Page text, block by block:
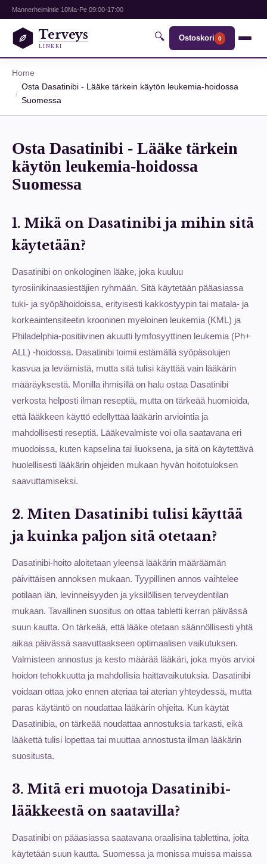
Mannerheimintie 10Ma-Pe 09:00-17:00
Terveys
LINKKI
🔍 Ostoskori 0
Home
Osta Dasatinibi - Lääke tärkein käytön leukemia-hoidossa
Suomessa
Osta Dasatinibi - Lääke tärkein
käytön leukemia-hoidossa
Suomessa
1. Mikä on Dasatinibi ja mihin sitä
käytetään?
Dasatinibi on onkologinen lääke, joka kuuluu
tyrosiinikinaasiestäjien ryhmään. Sitä käytetään pääasiassa
tuki- ja syöpähoidoissa, erityisesti kakkostyypin tai matala- ja
korkeaintensiteetin krooninen myeloinen leukemia (KML) ja
Philadelphia-positiivinen akuutti lymfosyyttinen leukemia (Ph+
ALL) -hoidossa. Dasatinibi toimii estämällä syöpäsolujen
kasvua ja leviämistä, mutta sitä tulisi käyttää vain lääkärin
määräyksestä. Monilla ihmisillä on halu ostaa Dasatinibi
verkosta helposti ilman reseptiä, mutta on tärkeää huomioida,
että lääkkeen käyttö edellyttää lääkärin arviointia ja
mahdollisesti reseptiä. Lääkevalmiste voi olla saatavana eri
muodoissa, kuten kapselina tai liuoksena, ja sitä on käytettävä
huolellisesti lääkärin ohjeiden mukaan hyvän hoitotuloksen
saavuttamiseksi.
2. Miten Dasatinibi tulisi käyttää
ja kuinka paljon sitä otetaan?
Dasatinibi-hoito aloitetaan yleensä lääkärin määräämän
päivittäisen annoksen mukaan. Tyypillinen annos vaihtelee
potilaan iän, levinneisyyden ja yksilöllisen terveydentilan
mukaan. Tavallinen suositus on ottaa tabletti kerran päivässä
suun kautta. On tärkeää, että lääke otetaan säännöllisesti yhtä
aikaa päivässä saavuttaakseen optimaalisen vaikutuksen.
Valmisteen annostus ja kesto määrää lääkäri, joka myös arvioi
hoidon tehokkuutta ja mahdollisia haittavaikutuksia. Dasatinibi
voidaan ottaa joko ennen ateriaa tai aterian yhteydessä, mutta
paras käytäntö on noudattaa lääkärin ohjeita. Kun käytät
Dasatinibia, on tärkeää noudattaa annostuksia tarkasti, eikä
lääkettä tulisi lopettaa tai muuttaa annostusta ilman lääkärin
suositusta.
3. Mitä eri muotoja Dasatinibi-
lääkkeestä on saatavilla?
Dasatinibi on pääasiassa saatavana oraalisina tablettina, joita
käytetään suun kautta. Suomessa ja monissa muissa maissa